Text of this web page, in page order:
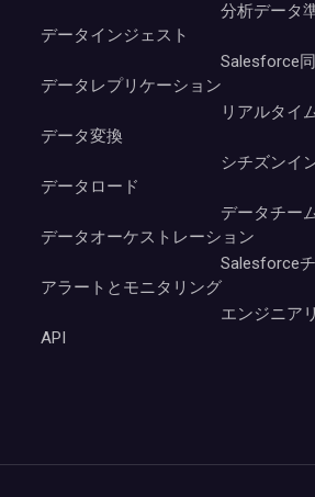
データインジェスト
データレプリケーション
データ変換
データロード
データオーケストレーション
アラートとモニタリング
API
分析データ
Salesforce
リアルタイ
シチズンイ
データチー
Salesforce
エンジニア